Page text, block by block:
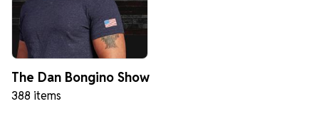
The Dan Bongino Show
388 items